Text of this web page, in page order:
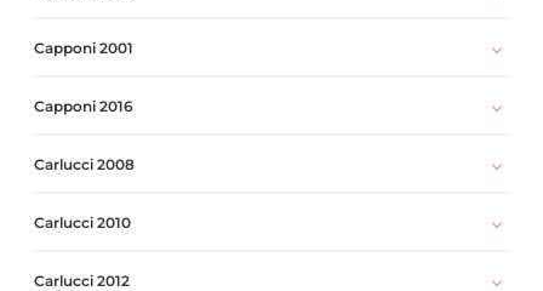
Capponi 2001
Capponi 2016
Carlucci 2008
Carlucci 2010
Carlucci 2012